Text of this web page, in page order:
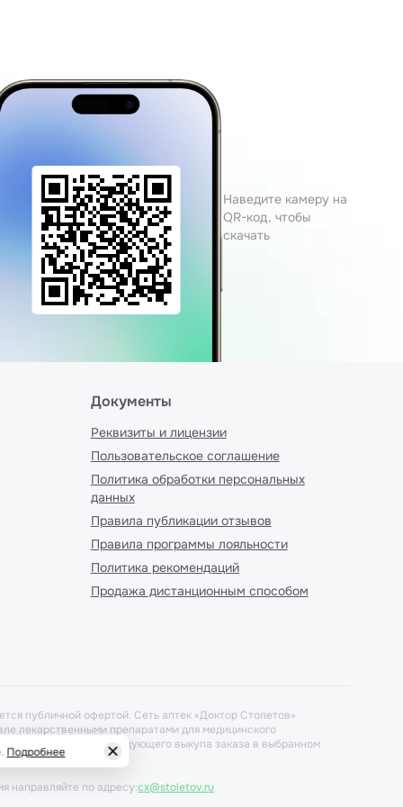
Наведите камеру на
QR-код, чтобы
скачать
Документы
Реквизиты и лицензии
Пользовательское соглашение
Политика обработки персональных
данных
Правила публикации отзывов
Правила программы лояльности
Политика рекомендаций
Продажа дистанционным способом
публичной офертой. Сеть аптек «Доктор Столетов»
лекарственными препаратами для медицинского
при условиях последующего выкупа заказа в выбранном
направляйте по адресу:cx@stoletov.ru
Подробнее